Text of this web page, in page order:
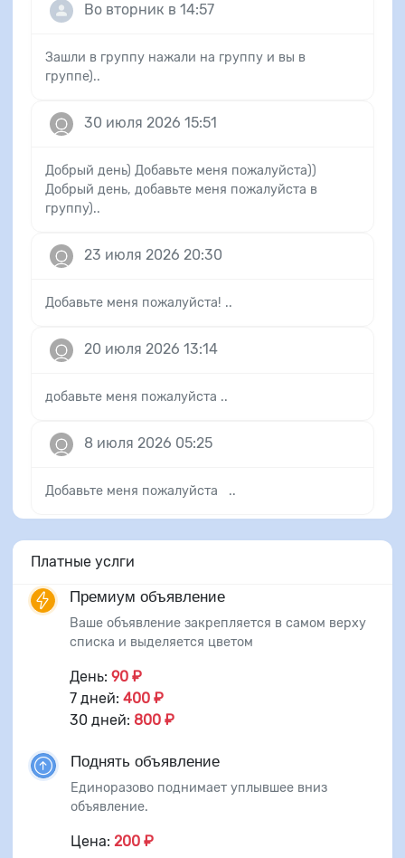
Во вторник в 14:57
Зашли в группу нажали на группу и вы в
группе)..
30 июля 2026 15:51
Добрый день) Добавьте меня пожалуйста))
Добрый день, добавьте меня пожалуйста в
группу)..
23 июля 2026 20:30
Добавьте меня пожалуйста! ..
20 июля 2026 13:14
добавьте меня пожалуйста ..
8 июля 2026 05:25
Добавьте меня пожалуйста ..
Платные услги
Премиум объявление
Ваше объявление закрепляется в самом верху
списка и выделяется цветом
День: 90 ₽
7 дней: 400 ₽
30 дней: 800 ₽
Поднять объявление
Единоразово поднимает уплывшее вниз
объявление.
Цена: 200 ₽